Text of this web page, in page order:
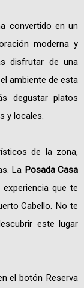
convertido en un
moderna y
disfrutar de una
ambiente de esta
degustar platos
y locales.
de la zona,
La Posada Casa
que te
Cabello. No te
este lugar
el botón Reserva